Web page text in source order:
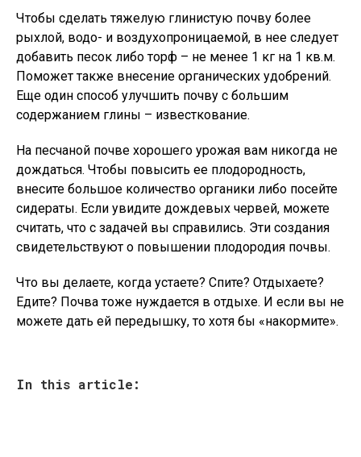
Чтобы сделать тяжелую глинистую почву более
рыхлой, водо- и воздухопроницаемой, в нее следует
добавить песок либо торф – не менее 1 кг на 1 кв.м.
Поможет также внесение органических удобрений.
Еще один способ улучшить почву с большим
содержанием глины – известкование.
На песчаной почве хорошего урожая вам никогда не
дождаться. Чтобы повысить ее плодородность,
внесите большое количество органики либо посейте
сидераты. Если увидите дождевых червей, можете
считать, что с задачей вы справились. Эти создания
свидетельствуют о повышении плодородия почвы.
Что вы делаете, когда устаете? Спите? Отдыхаете?
Едите? Почва тоже нуждается в отдыхе. И если вы не
можете дать ей передышку, то хотя бы «накормите».
In this article: